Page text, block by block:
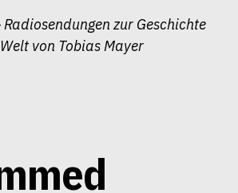
zur Geschichte
von Tobias Mayer